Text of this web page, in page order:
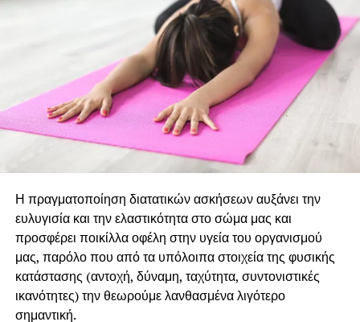
Η πραγματοποίηση διατατικών ασκήσεων αυξάνει την
ευλυγισία και την ελαστικότητα στο σώμα μας και
προσφέρει ποικίλλα οφέλη στην υγεία του οργανισμού
μας, παρόλο που από τα υπόλοιπα στοιχεία της φυσικής
κατάστασης (αντοχή, δύναμη, ταχύτητα, συντονιστικές
ικανότητες) την θεωρούμε λανθασμένα λιγότερο
σημαντική.